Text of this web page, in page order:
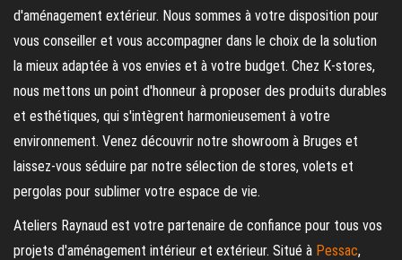
d'aménagement extérieur. Nous sommes à votre disposition pour
vous conseiller et vous accompagner dans le choix de la solution
la mieux adaptée à vos envies et à votre budget. Chez K-stores,
nous mettons un point d'honneur à proposer des produits durables
et esthétiques, qui s'intègrent harmonieusement à votre
environnement. Venez découvrir notre showroom à Bruges et
laissez-vous séduire par notre sélection de stores, volets et
pergolas pour sublimer votre espace de vie.
Ateliers Raynaud est votre partenaire de confiance pour tous vos
projets d'aménagement intérieur et extérieur. Situé à Pessac,